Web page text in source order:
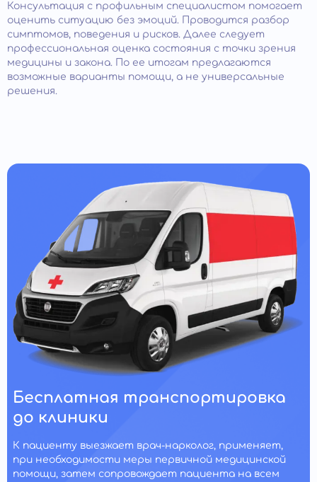
Консультация с профильным специалистом помогает
оценить ситуацию без эмоций. Проводится разбор
симптомов, поведения и рисков. Далее следует
профессиональная оценка состояния с точки зрения
медицины и закона. По ее итогам предлагаются
возможные варианты помощи, а не универсальные
решения.
Бесплатная транспортировка
до клиники
К пациенту выезжает врач-нарколог, применяет,
при необходимости меры первичной медицинской
помощи, затем сопровождает пациента на всем